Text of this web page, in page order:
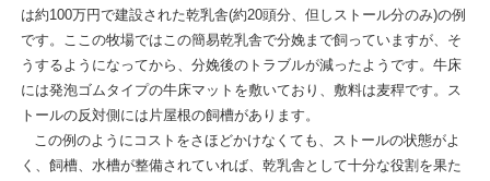
は約100万円で建設された乾乳舎(約20頭分、但しストール分のみ)の例
です。ここの牧場ではこの簡易乾乳舎で分娩まで飼っていますが、そ
うするようになってから、分娩後のトラブルが減ったようです。牛床
には発泡ゴムタイプの牛床マットを敷いており、敷料は麦稈です。ス
トールの反対側には片屋根の飼槽があります。
この例のようにコストをさほどかけなくても、ストールの状態がよ
く、飼槽、水槽が整備されていれば、乾乳舎として十分な役割を果た